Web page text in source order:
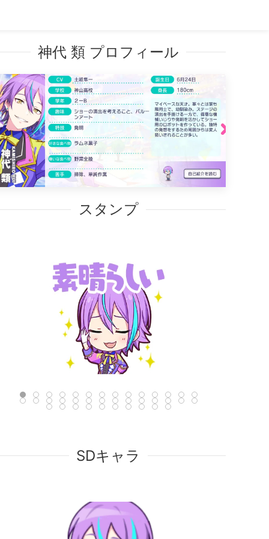
神代 類 プロフィール
スタンプ
SDキャラ